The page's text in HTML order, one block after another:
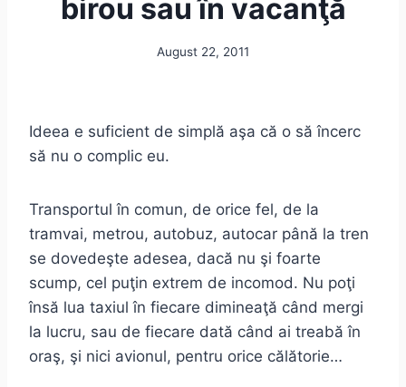
birou sau în vacanţă
August 22, 2011
Ideea e suficient de simplă aşa că o să încerc
să nu o complic eu.
Transportul în comun, de orice fel, de la
tramvai, metrou, autobuz, autocar până la tren
se dovedeşte adesea, dacă nu şi foarte
scump, cel puţin extrem de incomod. Nu poţi
însă lua taxiul în fiecare dimineaţă când mergi
la lucru, sau de fiecare dată când ai treabă în
oraş, şi nici avionul, pentru orice călătorie…